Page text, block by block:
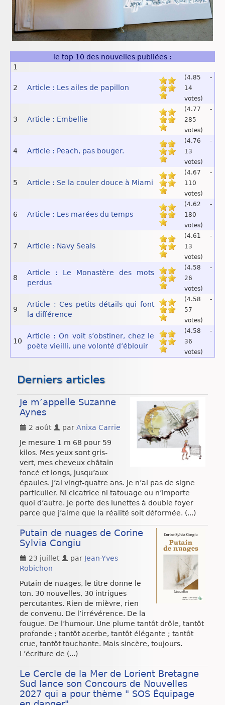
le top 10 des nouvelles publiées :
1
2 Article : Les ailes de papillon
(4.85 -
14
votes)
3 Article : Embellie
(4.77 -
285
votes)
4 Article : Peach, pas bouger.
(4.76 -
13
votes)
5 Article : Se la couler douce à Miami
(4.67 -
110
votes)
6 Article : Les marées du temps
(4.62 -
180
votes)
7 Article : Navy Seals
(4.61 -
13
votes)
8
Article : Le Monastère des mots
perdus
(4.58 -
26
votes)
9
Article : Ces petits détails qui font
la différence
(4.58 -
57
votes)
10
Article : On voit s’obstiner, chez le
poète vieilli, une volonté d’éblouir
(4.58 -
36
votes)
Derniers articles
Je m’appelle Suzanne
Aynes
2 août par Anixa Carrie
Je mesure 1 m 68 pour 59
kilos. Mes yeux sont gris-
vert, mes cheveux châtain
foncé et longs, jusqu’aux
épaules. J’ai vingt-quatre ans. Je n’ai pas de signe
particulier. Ni cicatrice ni tatouage ou n’importe
quoi d’autre. Je porte des lunettes à double foyer
parce que j’aime que la réalité soit déformée. (...)
Putain de nuages de Corine
Sylvia Congiu
23 juillet par Jean-Yves
Robichon
Putain de nuages, le titre donne le
ton. 30 nouvelles, 30 intrigues
percutantes. Rien de mièvre, rien
de convenu. De l’irrévérence. De la
fougue. De l’humour. Une plume tantôt drôle, tantôt
profonde ; tantôt acerbe, tantôt élégante ; tantôt
crue, tantôt touchante. Mais sincère, toujours.
L’écriture de (...)
Le Cercle de la Mer de Lorient Bretagne
Sud lance son Concours de Nouvelles
2027 qui a pour thème " SOS Équipage